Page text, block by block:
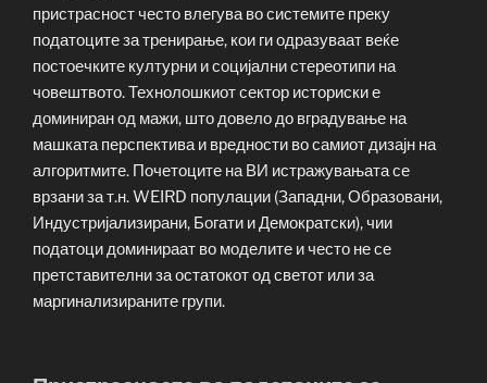
пристрасност често влегува во системите преку
податоците за тренирање, кои ги одразуваат веќе
постоечките културни и социјални стереотипи на
човештвото. Технолошкиот сектор историски е
доминиран од мажи, што довело до вградување на
машката перспектива и вредности во самиот дизајн на
алгоритмите. Почетоците на ВИ истражувањата се
врзани за т.н. WEIRD популации (Западни, Образовани,
Индустријализирани, Богати и Демократски), чии
податоци доминираат во моделите и често не се
претставителни за остатокот од светот или за
маргинализираните групи.